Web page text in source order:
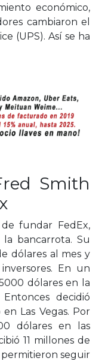
económico,
cambiaron el
(UPS). Así se ha
Smith
fundar FedEx,
bancarrota. Su
dólares al mes y
En un
dólares en la
decidió
Las Vegas. Por
dólares en las
11 millones de
seguir